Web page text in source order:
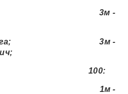
Либідь; 3м -
Либега; 3м -
100:
Кулик; 1м -